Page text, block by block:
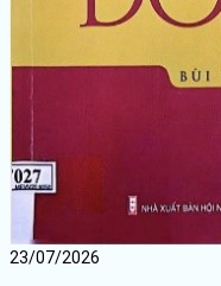
23/07/2026